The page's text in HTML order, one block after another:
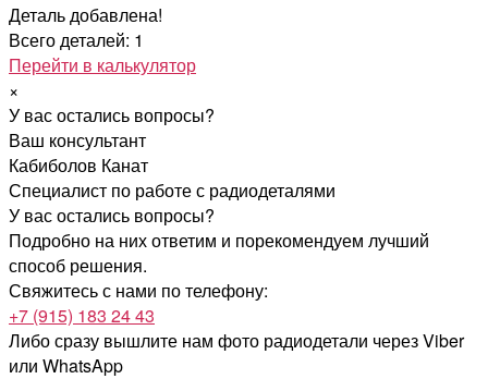
Деталь добавлена!
Всего деталей: 1
Перейти в калькулятор
×
У вас остались вопросы?
Ваш консультант
Кабиболов Канат
Специалист по работе с радиодеталями
У вас остались вопросы?
Подробно на них ответим и порекомендуем лучший
способ решения.
Свяжитесь с нами по телефону:
+7 (915) 183 24 43
Либо сразу вышлите нам фото радиодетали через Viber
или WhatsApp